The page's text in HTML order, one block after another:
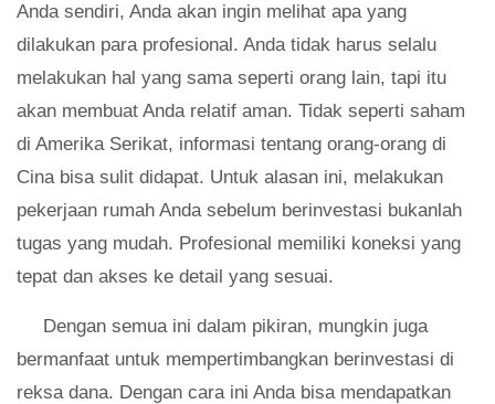
Anda sendiri, Anda akan ingin melihat apa yang
dilakukan para profesional. Anda tidak harus selalu
melakukan hal yang sama seperti orang lain, tapi itu
akan membuat Anda relatif aman. Tidak seperti saham
di Amerika Serikat, informasi tentang orang-orang di
Cina bisa sulit didapat. Untuk alasan ini, melakukan
pekerjaan rumah Anda sebelum berinvestasi bukanlah
tugas yang mudah. Profesional memiliki koneksi yang
tepat dan akses ke detail yang sesuai.
Dengan semua ini dalam pikiran, mungkin juga
bermanfaat untuk mempertimbangkan berinvestasi di
reksa dana. Dengan cara ini Anda bisa mendapatkan